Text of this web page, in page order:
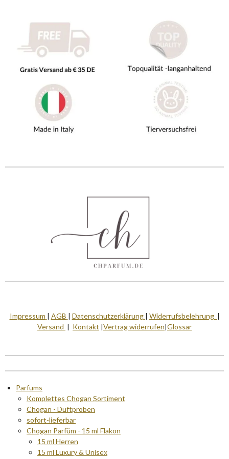
Impressum | AGB | Datenschutzerklärung | Widerrufsbelehrung |
Versand | Kontakt |Vertrag widerrufen|Glossar
Parfums
Komplettes Chogan Sortiment
Chogan - Duftproben
sofort-lieferbar
Chogan Parfüm - 15 ml Flakon
15 ml Herren
15 ml Luxury & Unisex